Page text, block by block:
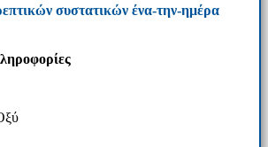
συστατικών ένα-την-ημέρα